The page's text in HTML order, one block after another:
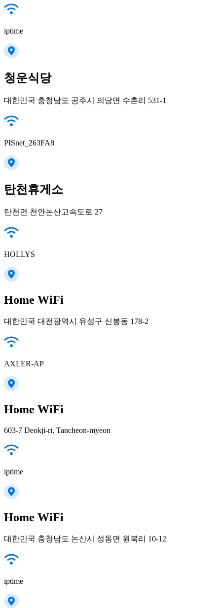
iptime
청운식당
대한민국 충청남도 공주시 의당면 수촌리 531-1
PISnet_263FA8
탄천휴게소
탄천면 천안논산고속도로 27
HOLLYS
Home WiFi
대한민국 대전광역시 유성구 신봉동 178-2
AXLER-AP
Home WiFi
603-7 Deokji-ri, Tancheon-myeon
iptime
Home WiFi
대한민국 충청남도 논산시 성동면 원북리 10-12
iptime